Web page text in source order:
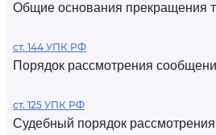
Общие основания прекращения
ст. 144 УПК РФ
Порядок рассмотрения
ст. 125 УПК РФ
Судебный порядок